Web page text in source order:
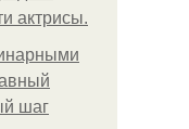
актрисы.
шаг